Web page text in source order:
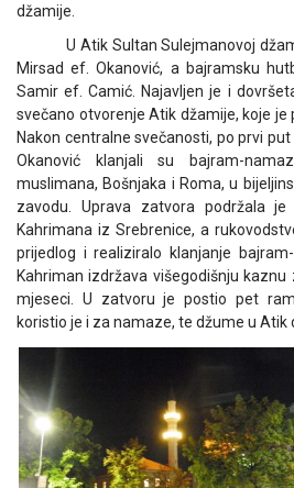
džamije.
U Atik Sultan Sulejmanovoj
Mirsad ef. Okanović, a bajramsku
Samir ef. Camić. Najavljen je i
svečano otvorenje Atik džamije, koje je
Nakon centralne svečanosti, po prvi
Okanović klanjali su bajram-
muslimana, Bošnjaka i Roma, u
zavodu. Uprava zatvora podržala
Kahrimana iz Srebrenice, a
prijedlog i realiziralo klanjanje
Kahriman izdržava višegodišnju
mjeseci. U zatvoru je postio pet
koristio je i za namaze, te džume u Atik